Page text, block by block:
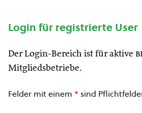
Login für registrierte User
Der Login-Bereich ist für aktive
Mitgliedsbetriebe.
Felder mit einem * sind